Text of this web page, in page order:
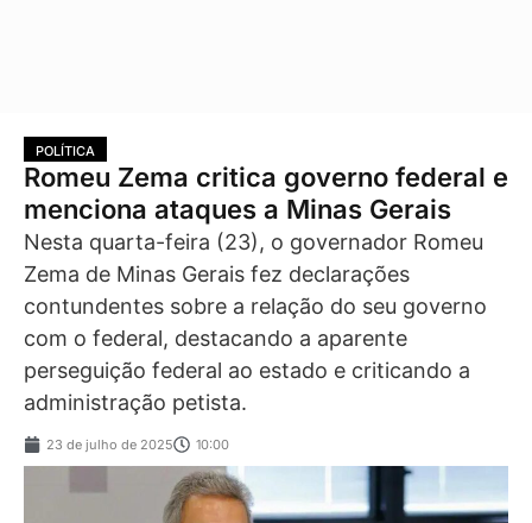
POLÍTICA
Romeu Zema critica governo federal e
menciona ataques a Minas Gerais
Nesta quarta-feira (23), o governador Romeu
Zema de Minas Gerais fez declarações
contundentes sobre a relação do seu governo
com o federal, destacando a aparente
perseguição federal ao estado e criticando a
administração petista.
23 de julho de 2025 10:00